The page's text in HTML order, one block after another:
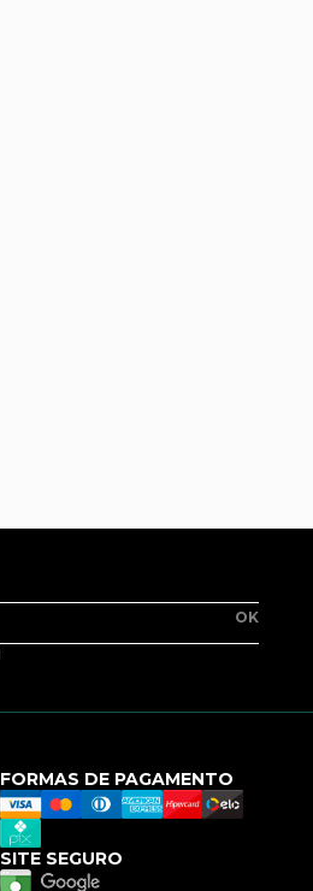
OK
SITE SEGURO
FORMAS DE PAGAMENTO